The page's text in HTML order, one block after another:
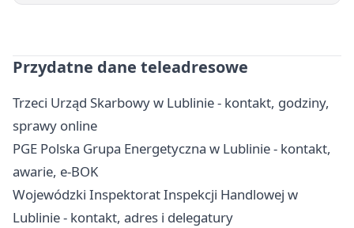
Przydatne dane teleadresowe
Trzeci Urząd Skarbowy w Lublinie - kontakt, godziny,
sprawy online
PGE Polska Grupa Energetyczna w Lublinie - kontakt,
awarie, e-BOK
Wojewódzki Inspektorat Inspekcji Handlowej w
Lublinie - kontakt, adres i delegatury